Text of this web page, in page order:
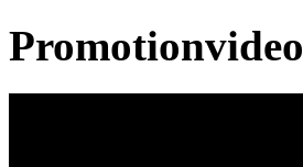
Promotionvideo